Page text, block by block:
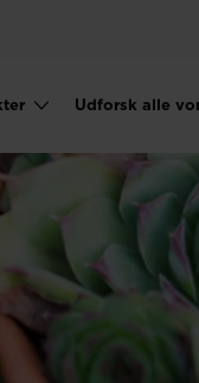
Udforsk alle